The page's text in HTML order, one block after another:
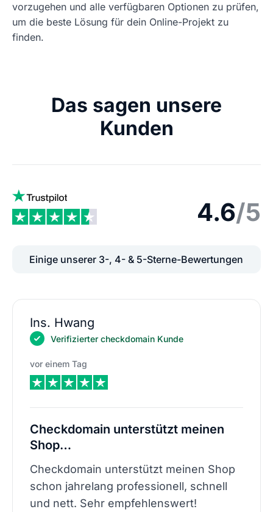
vorzugehen und alle verfügbaren Optionen zu prüfen,
um die beste Lösung für dein Online-Projekt zu
finden.
Das sagen unsere
Kunden
4.6/5
Einige unserer 3-, 4- & 5-Sterne-Bewertungen
Ins. Hwang
Verifizierter checkdomain Kunde
vor einem Tag
Checkdomain unterstützt meinen
Shop…
Checkdomain unterstützt meinen Shop
schon jahrelang professionell, schnell
und nett. Sehr empfehlenswert!